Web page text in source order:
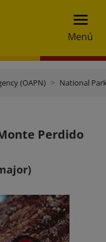
Menú
(OAPN) National
Perdido